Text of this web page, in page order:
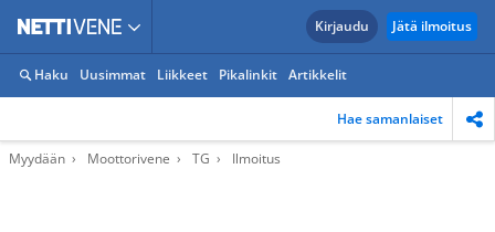
Kirjaudu Jätä ilmoitus
Haku Uusimmat Liikkeet Pikalinkit Artikkelit
Hae samanlaiset
Myydään Moottorivene TG Ilmoitus